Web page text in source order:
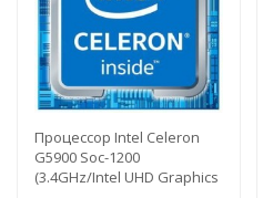
Процессор Intel Celeron
G5900 Soc-1200
(3.4GHz/Intel UHD Graphics